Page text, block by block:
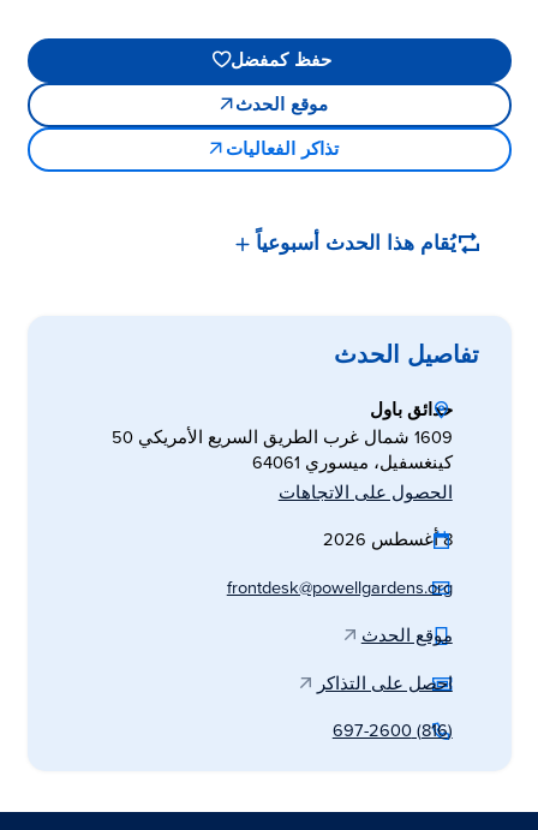
حفظ كمفضل
موقع الحدث
تذاكر الفعاليات
يُقام هذا الحدث أسبوعياً
تفاصيل الحدث
حدائق باول
1609 شمال غرب الطريق السريع الأمريكي 50
كينغسفيل، ميسوري 64061
الحصول على الاتجاهات
8 أغسطس 2026
frontdesk@powellgardens.org
موقع الحدث
احصل على التذاكر
(816) 697-2600